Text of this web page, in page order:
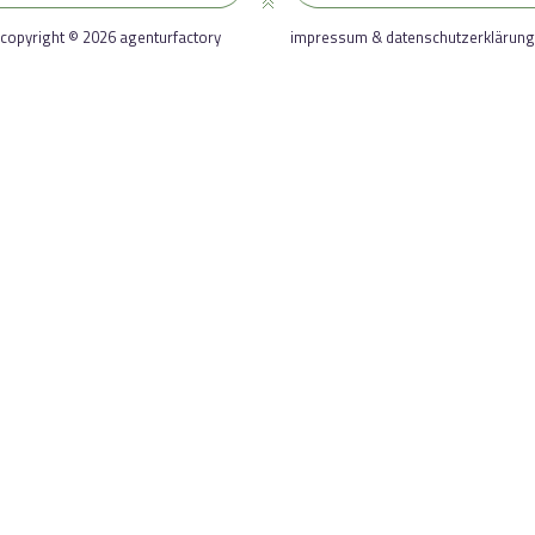
copyright © 2026 agenturfactory impressum & datenschutzerklärung